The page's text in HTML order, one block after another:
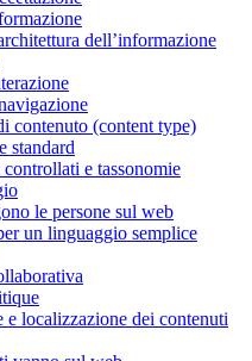
dell’informazione
contenuto (content type)
standard
e tassonomie
le persone sul web
un linguaggio semplice
e localizzazione dei contenuti